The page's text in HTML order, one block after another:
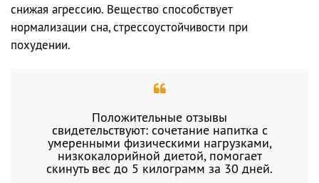
снижая агрессию. Вещество способствует
нормализации сна, стрессоустойчивости при
похудении.
Положительные отзывы
свидетельствуют: сочетание напитка с
умеренными физическими нагрузками,
низкокалорийной диетой, помогает
скинуть вес до 5 килограмм за 30 дней.